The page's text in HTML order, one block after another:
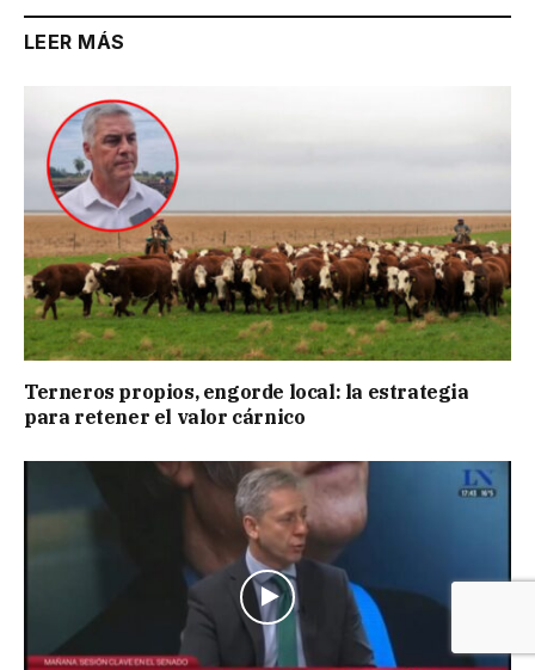
LEER MÁS
Terneros propios, engorde local: la estrategia
para retener el valor cárnico